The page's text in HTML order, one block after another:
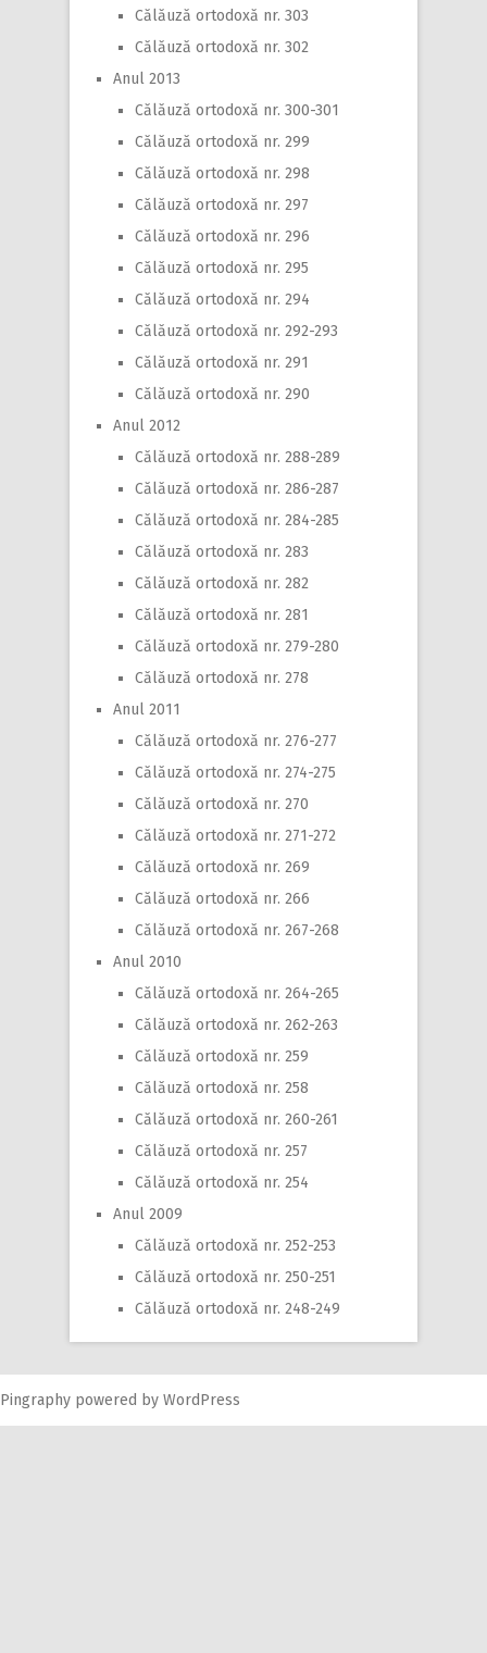
Călăuză ortodoxă nr. 303
Călăuză ortodoxă nr. 302
Anul 2013
Călăuză ortodoxă nr. 300-301
Călăuză ortodoxă nr. 299
Călăuză ortodoxă nr. 298
Călăuză ortodoxă nr. 297
Călăuză ortodoxă nr. 296
Călăuză ortodoxă nr. 295
Călăuză ortodoxă nr. 294
Călăuză ortodoxă nr. 292-293
Călăuză ortodoxă nr. 291
Călăuză ortodoxă nr. 290
Anul 2012
Călăuză ortodoxă nr. 288-289
Călăuză ortodoxă nr. 286-287
Călăuză ortodoxă nr. 284-285
Călăuză ortodoxă nr. 283
Călăuză ortodoxă nr. 282
Călăuză ortodoxă nr. 281
Călăuză ortodoxă nr. 279-280
Călăuză ortodoxă nr. 278
Anul 2011
Călăuză ortodoxă nr. 276-277
Călăuză ortodoxă nr. 274-275
Călăuză ortodoxă nr. 270
Călăuză ortodoxă nr. 271-272
Călăuză ortodoxă nr. 269
Călăuză ortodoxă nr. 266
Călăuză ortodoxă nr. 267-268
Anul 2010
Călăuză ortodoxă nr. 264-265
Călăuză ortodoxă nr. 262-263
Călăuză ortodoxă nr. 259
Călăuză ortodoxă nr. 258
Călăuză ortodoxă nr. 260-261
Călăuză ortodoxă nr. 257
Călăuză ortodoxă nr. 254
Anul 2009
Călăuză ortodoxă nr. 252-253
Călăuză ortodoxă nr. 250-251
Călăuză ortodoxă nr. 248-249
Pingraphy powered by WordPress